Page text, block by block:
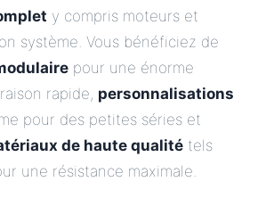
y compris moteurs et
système. Vous bénéficiez de
pour une énorme
rapide, personnalisations
pour des petites séries et
de haute qualité tels
une résistance maximale.